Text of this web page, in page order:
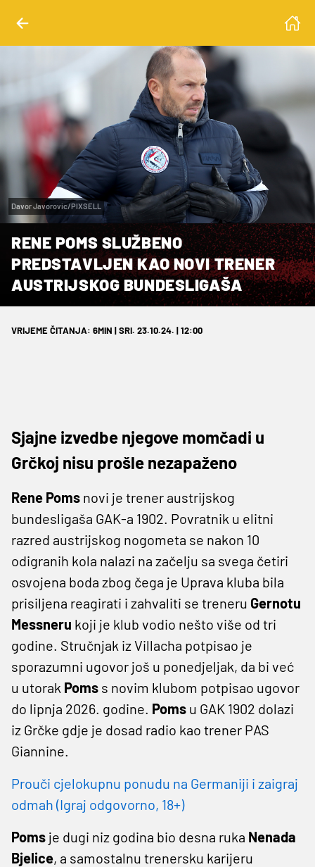
Davor Javorovic/PIXSELL
RENE POMS SLUŽBENO
PREDSTAVLJEN KAO NOVI TRENER
AUSTRIJSKOG BUNDESLIGAŠA
VRIJEME ČITANJA: 6MIN | SRI. 23.10.24. | 12:00
Sjajne izvedbe njegove momčadi u
Grčkoj nisu prošle nezapaženo
Rene Poms novi je trener austrijskog
bundesligaša GAK-a 1902. Povratnik u elitni
razred austrijskog nogometa se nakon 10
odigranih kola nalazi na začelju sa svega četiri
osvojena boda zbog čega je Uprava kluba bila
prisiljena reagirati i zahvaliti se treneru Gernotu
Messneru koji je klub vodio nešto više od tri
godine. Stručnjak iz Villacha potpisao je
sporazumni ugovor još u ponedjeljak, da bi već
u utorak Poms s novim klubom potpisao ugovor
do lipnja 2026. godine. Poms u GAK 1902 dolazi
iz Grčke gdje je dosad radio kao trener PAS
Giannine.
Prouči cjelokupnu ponudu na Germaniji i zaigraj
odmah (Igraj odgovorno, 18+)
Poms je dugi niz godina bio desna ruka Nenada
Bjelice, a samostalnu trenersku karijeru